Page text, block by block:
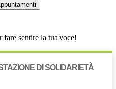
fare sentire la tua voce!
DI SOLIDARIETÀ